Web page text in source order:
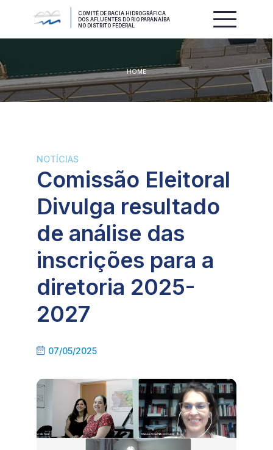
COMITÊ DE BACIA HIDROGRÁFICA
DOS AFLUENTES DO RIO PARANAÍBA
NO DISTRITO FEDERAL
HOME
NOTÍCIAS
Comissão Eleitoral
Divulga resultado
de análise das
inscrições para a
diretoria 2025-
2027
07/05/2025